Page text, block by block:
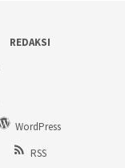
REDAKSI
WordPress
RSS